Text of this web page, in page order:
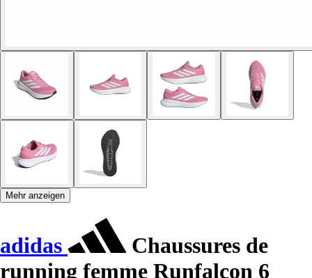
Mehr anzeigen
adidas
Chaussures de
running femme Runfalcon 6